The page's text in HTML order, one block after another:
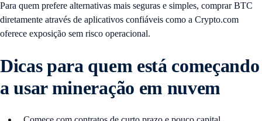
Para quem prefere alternativas mais seguras e simples, comprar BTC
diretamente através de aplicativos confiáveis ​​como a Crypto.com
oferece exposição sem risco operacional.
Dicas para quem está começando
a usar mineração em nuvem